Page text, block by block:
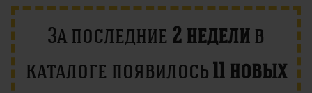
За последние 2 недели в
каталоге появилось 11 новых